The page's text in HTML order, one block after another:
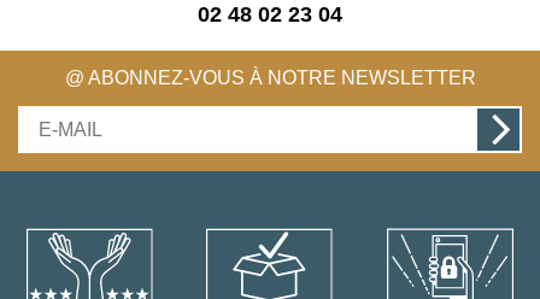
02 48 02 23 04
@ ABONNEZ-VOUS À NOTRE NEWSLETTER